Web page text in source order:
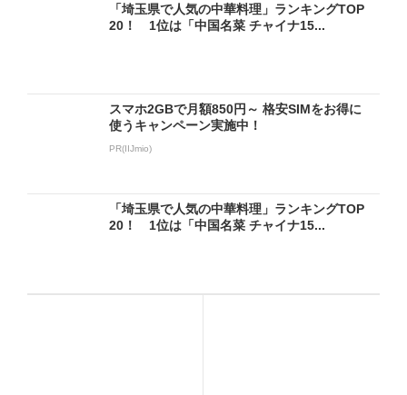
「埼玉県で人気の中華料理」ランキングTOP
20！ 1位は「中国名菜 チャイナ15...
スマホ2GBで月額850円～ 格安SIMをお得に
使うキャンペーン実施中！
PR(IIJmio)
「埼玉県で人気の中華料理」ランキングTOP
20！ 1位は「中国名菜 チャイナ15...